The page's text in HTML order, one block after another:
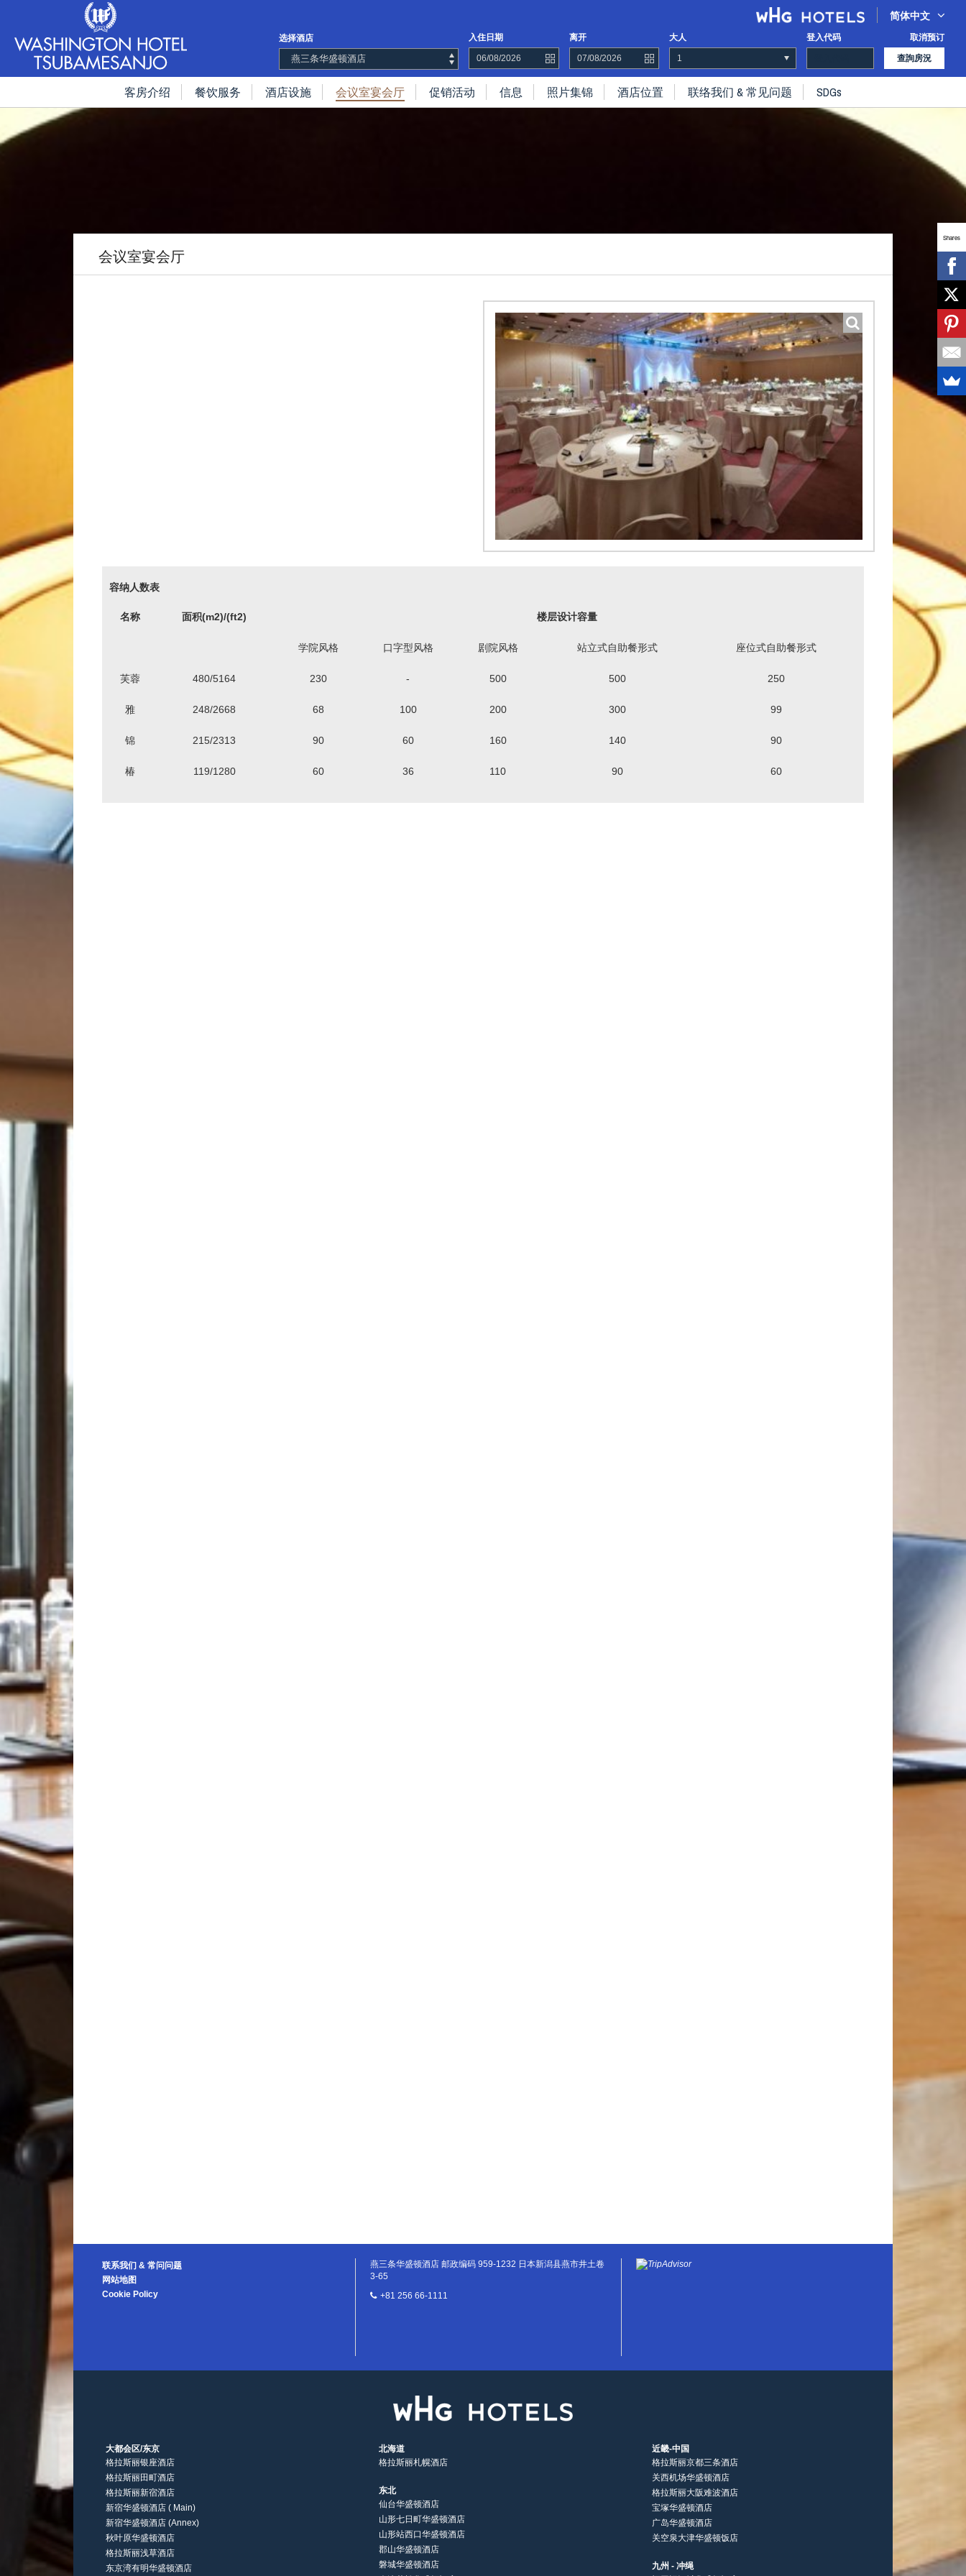
简体中文
选择酒店
燕三条华盛顿酒店
入住日期 离开 大人 登入代码 取消预订
查詢房況
客房介绍 餐饮服务 酒店设施 会议室宴会厅 促销活动 信息 照片集锦 酒店位置 联络我们 & 常见问题 SDGs
会议室宴会厅
容纳人数表
名称 面积(m2)/(ft2) 楼层设计容量
学院风格 口字型风格 剧院风格 站立式自助餐形式 座位式自助餐形式
芙蓉 480/5164 230 - 500 500 250
雅 248/2668 68 100 200 300 99
锦 215/2313 90 60 160 140 90
椿 119/1280 60 36 110 90 60
联系我们 & 常问问题
网站地图
Cookie Policy
燕三条华盛顿酒店 邮政编码 959-1232 日本新潟县燕市井土卷
3-65
+81 256 66-1111
大都会区/东京
格拉斯丽银座酒店
格拉斯丽田町酒店
格拉斯丽新宿酒店
新宿华盛顿酒店 ( Main)
新宿华盛顿酒店 (Annex)
秋叶原华盛顿酒店
格拉斯丽浅草酒店
东京湾有明华盛顿酒店
北海道
格拉斯丽札幌酒店
东北
仙台华盛顿酒店
山形七日町华盛顿酒店
山形站西口华盛顿酒店
郡山华盛顿酒店
磐城华盛顿酒店
近畿-中国
格拉斯丽京都三条酒店
关西机场华盛顿酒店
格拉斯丽大阪难波酒店
宝塚华盛顿酒店
广岛华盛顿酒店
关空泉大津华盛顿饭店
九州 - 冲绳
Shares